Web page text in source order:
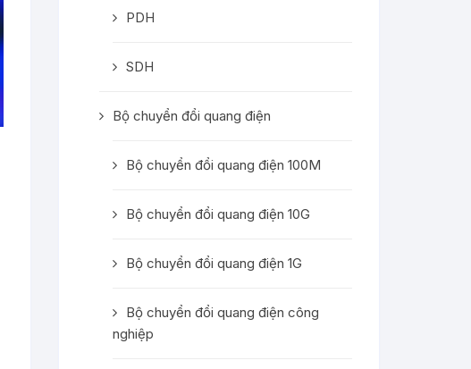
PDH
SDH
Bộ chuyển đổi quang điện
Bộ chuyển đổi quang điện 100M
Bộ chuyển đổi quang điện 10G
Bộ chuyển đổi quang điện 1G
Bộ chuyển đổi quang điện công
nghiệp